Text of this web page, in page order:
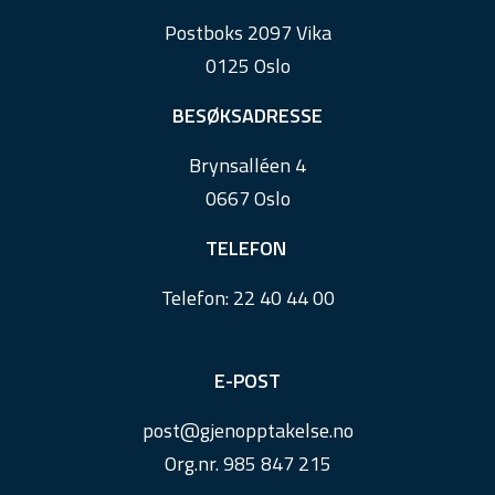
Postboks 2097 Vika
0125 Oslo
BESØKSADRESSE
Brynsalléen 4
0667 Oslo
TELEFON
Telefon:22 40 44 00
E-POST
post@gjenopptakelse.no
Org.nr. 985 847 215